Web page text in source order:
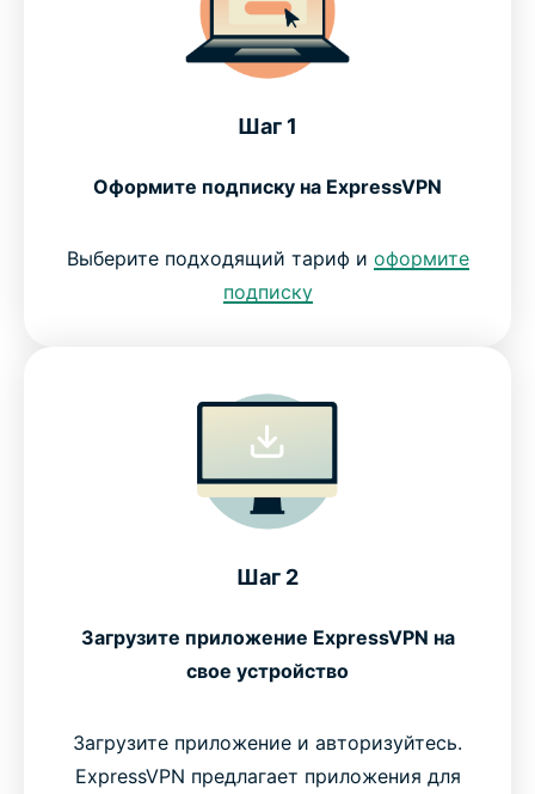
Что говорят про ExpressVPN
Используйте ExpressVPN без риска
Шаг 1
Оформите подписку на ExpressVPN
Выберите подходящий тариф и оформите
подписку
Шаг 2
Загрузите приложение ExpressVPN на
свое устройство
Загрузите приложение и авторизуйтесь.
ExpressVPN предлагает приложения для